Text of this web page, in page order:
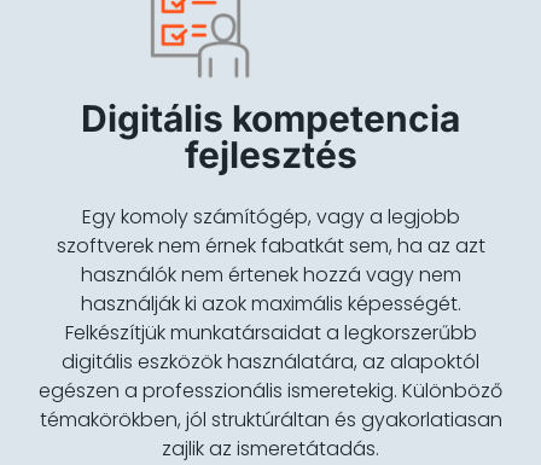
Digitális kompetencia
fejlesztés
Egy komoly számítógép, vagy a legjobb
szoftverek nem érnek fabatkát sem, ha az azt
használók nem értenek hozzá vagy nem
használják ki azok maximális képességét.
Felkészítjük munkatársaidat a legkorszerűbb
digitális eszközök használatára, az alapoktól
egészen a professzionális ismeretekig. Különböző
témakörökben, jól struktúráltan és gyakorlatiasan
zajlik az ismeretátadás.